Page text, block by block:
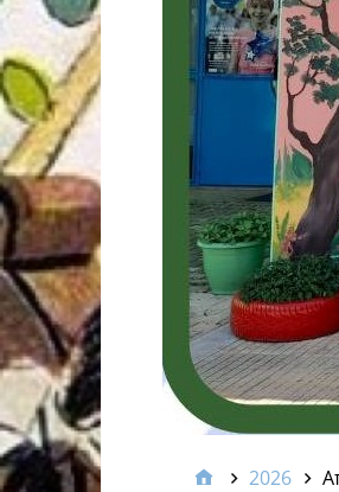
2026